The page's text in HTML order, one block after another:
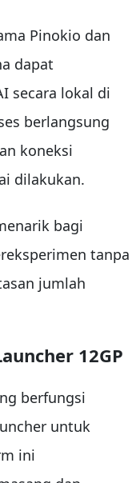
Pinokio dan
dapat
secara lokal di
berlangsung
koneksi
dilakukan.
bagi
tanpa
jumlah
12GP
berfungsi
untuk
ini